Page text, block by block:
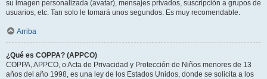
su imagen personalizada (avatar), mensajes privados, suscripción a grupos de
usuarios, etc. Tan solo le tomará unos segundos. Es muy recomendable.
Arriba
¿Qué es COPPA? (APPCO)
COPPA, APPCO, o Acta de Privacidad y Protección de Niños menores de 13
años del año 1998, es una ley de los Estados Unidos, donde se solicita a los